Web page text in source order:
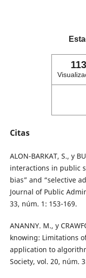
Citas
ALON-BARKAT, S., y
interactions in public
bias” and “selective
Journal of Public
33, núm. 1: 153-169.
ANANNY. M., y
knowing: Limitations
application to
Society, vol. 20, núm.